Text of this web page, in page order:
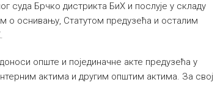
суда Брчко дистрикта БиХ и послује у складу
о оснивању, Статутом предузећа и осталим
опште и појединачне акте предузећа у
актима и другим општим актима. За свој